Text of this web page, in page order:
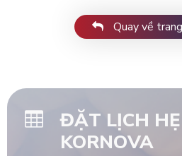
Quay về
ĐẶT LỊCH
KORNOVA